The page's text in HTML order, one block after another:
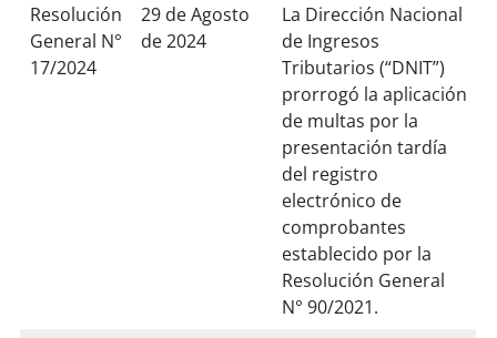
Resolución
General N°
17/2024
29 de Agosto
de 2024
La Dirección Nacional
de Ingresos
Tributarios (“DNIT”)
prorrogó la aplicación
de multas por la
presentación tardía
del registro
electrónico de
comprobantes
establecido por la
Resolución General
N° 90/2021.